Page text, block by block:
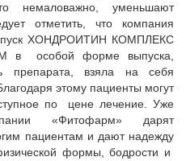
немаловажно, уменьшают
отметить, что компания
ХОНДРОИТИН КОМПЛЕКС
особой форме выпуска,
препарата, взяла на себя
этому пациенты могут
по цене лечение. Уже
«Фитофарм» дарят
пациентам и дают надежду
формы, бодрости и